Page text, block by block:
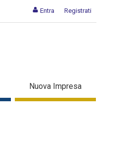
Entra Registrati
Nuova Impresa